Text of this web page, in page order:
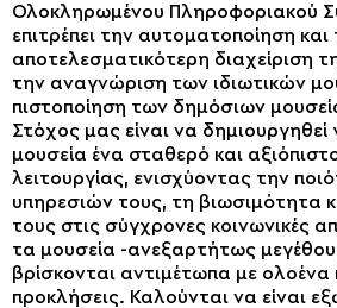
Ολοκληρωμένου Πληροφοριακού
επιτρέπει την αυτοματοποίηση και
αποτελεσματικότερη διαχείριση
την αναγνώριση των ιδιωτικών
πιστοποίηση των δημόσιων
Στόχος μας είναι να δημιουργηθεί
μουσεία ένα σταθερό και
λειτουργίας, ενισχύοντας την
υπηρεσιών τους, τη βιωσιμότητα
τους στις σύγχρονες κοινωνικές
τα μουσεία -ανεξαρτήτως
βρίσκονται αντιμέτωπα με ολοένα
προκλήσεις. Καλούνται να είναι